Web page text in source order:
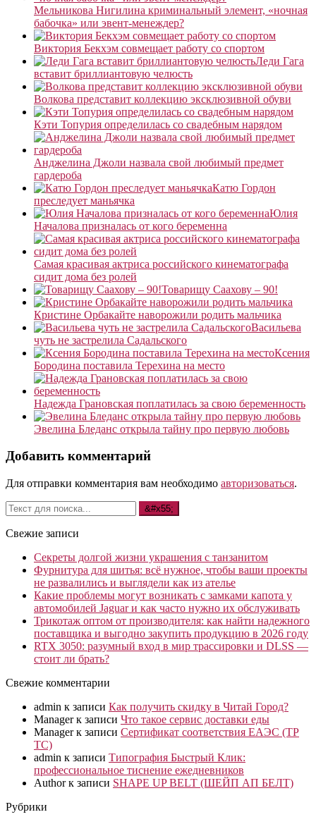
Мельникова Нигилина криминальный элемент, «ночная
бабочка» или эвент-менеждер?
Виктория Бекхэм совмещает работу со спортом
Леди Гага
вставит бриллиантовую челюсть
Волкова представит коллекцию эксклюзивной обуви
Кэти Топурия определилась со свадебным нарядом
Анджелина Джоли назвала свой любимый предмет
гардероба
Катю Гордон
преследует маньячка
Юлия
Началова призналась от кого беременна
Самая красивая актриса российского кинематографа
сидит дома без ролей
Товарищу Саахову – 90!
Кристине Орбакайте наворожили родить мальчика
Васильева
чуть не застрелила Садальского
Ксения
Бородина поставила Терехина на место
Надежда Грановская поплатилась за свою беременность
Эвелина Бледанс открыла тайну про первую любовь
Добавить комментарий
Для отправки комментария вам необходимо авторизоваться.
Свежие записи
Секреты долгой жизни украшения с танзанитом
Фурнитура для шитья: всё нужное, чтобы ваши проекты
не развалились и выглядели как из ателье
Какие проблемы могут возникать с замками капота у
автомобилей Jaguar и как часто нужно их обслуживать
Трикотаж оптом от производителя: как найти надежного
поставщика и выгодно закупить продукцию в 2026 году
RTX 3050: разумный вход в мир трассировки и DLSS —
стоит ли брать?
Свежие комментарии
admin к записи Как получить скидку в Читай Город?
Managerк записи Что такое сервис доставки еды
Managerк записи Сертификат соответствия ЕАЭС (ТР
ТС)
admin к записи Типография Быстрый Клик:
профессиональное тиснение ежедневников
Authorк записи SHAPE UP BELT (ШЕЙП АП БЕЛТ)
Рубрики